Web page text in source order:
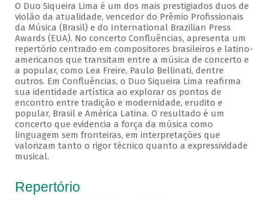
O Duo Siqueira Lima é um dos mais prestigiados duos de
violão da atualidade, vencedor do Prêmio Profissionais
da Música (Brasil) e do International Brazilian Press
Awards (EUA). No concerto Confluências, apresenta um
repertório centrado em compositores brasileiros e latino-
americanos que transitam entre a música de concerto e
a popular, como Lea Freire, Paulo Bellinati, dentre
outros. Em Confluências, o Duo Siqueira Lima reafirma
sua identidade artística ao explorar os pontos de
encontro entre tradição e modernidade, erudito e
popular, Brasil e América Latina. O resultado é um
concerto que evidencia a força da música como
linguagem sem fronteiras, em interpretações que
valorizam tanto o rigor técnico quanto a expressividade
musical.
Repertório